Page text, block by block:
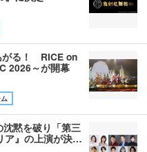
がる！ RICE on
2026～が開幕
黙を破り「第三
ア』の上演が決…